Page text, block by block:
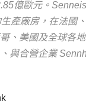
億歐元。
產廠房，在法國
、美國及全球各
與合營企業